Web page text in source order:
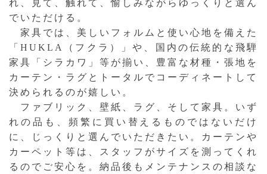
れ、見て、触れて、愉しみながらゆっくりと選ん
でいただける。
家具では、美しいフォルムと使い心地を備えた
「HUKLA（フクラ）」や、国内の伝統的な飛騨
家具「シラカワ」等が揃い、豊富な材種・張地を
カーテン・ラグとトータルでコーディネートして
決められるのが嬉しい。
ファブリック、壁紙、ラグ、そして家具。いず
れの品も、頻繁に買い替えるものではないだけ
に、じっくりと選んでいただきたい。カーテンや
カーペット等は、スタッフがサイズを測ってくれ
るのでご安心を。納品後もメンテナンスの相談な